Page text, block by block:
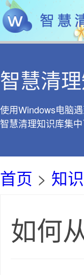
智慧清
使用Windows电脑遇
智慧清理知识库集
首页 > 知
如何